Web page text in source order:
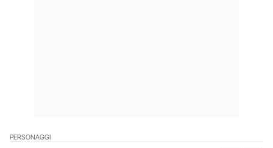
PERSONAGGI